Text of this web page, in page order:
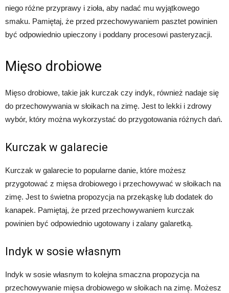
niego różne przyprawy i zioła, aby nadać mu wyjątkowego
smaku. Pamiętaj, że przed przechowywaniem pasztet powinien
być odpowiednio upieczony i poddany procesowi pasteryzacji.
Mięso drobiowe
Mięso drobiowe, takie jak kurczak czy indyk, również nadaje się
do przechowywania w słoikach na zimę. Jest to lekki i zdrowy
wybór, który można wykorzystać do przygotowania różnych dań.
Kurczak w galarecie
Kurczak w galarecie to popularne danie, które możesz
przygotować z mięsa drobiowego i przechowywać w słoikach na
zimę. Jest to świetna propozycja na przekąskę lub dodatek do
kanapek. Pamiętaj, że przed przechowywaniem kurczak
powinien być odpowiednio ugotowany i zalany galaretką.
Indyk w sosie własnym
Indyk w sosie własnym to kolejna smaczna propozycja na
przechowywanie mięsa drobiowego w słoikach na zimę. Możesz